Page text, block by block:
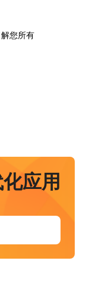
您所有
应用